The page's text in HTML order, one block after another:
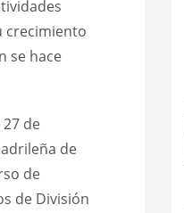
crecimiento
se hace
de
de
de
de División